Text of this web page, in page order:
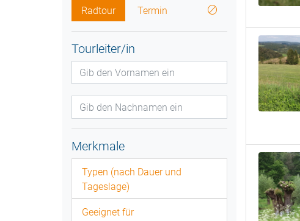
Radtour Termin
Tourleiter/in
Merkmale
Typen (nach Dauer und
Tageslage)
Geeignet für